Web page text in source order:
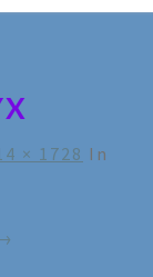
× 1728 In